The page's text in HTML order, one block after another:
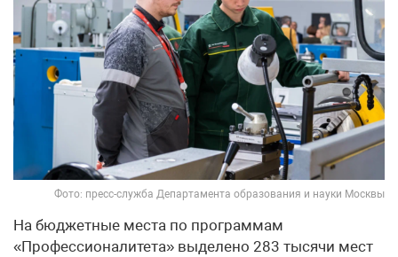
Фото: пресс-служба Департамента образования и науки Москвы
На бюджетные места по программам
«Профессионалитета» выделено 283 тысячи мест